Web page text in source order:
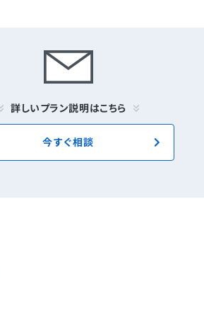
詳しいプラン説明はこちら
今すぐ相談